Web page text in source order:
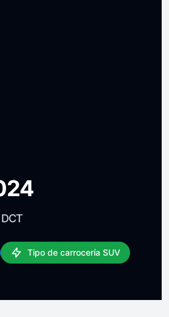
Tipo de carrocería SUV